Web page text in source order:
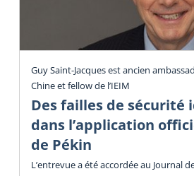
Guy Saint-Jacques est ancien
Chine et fellow de l’IEIM
Des failles de sécurité
dans l’application
de Pékin
L’entrevue a été accordée au Journal